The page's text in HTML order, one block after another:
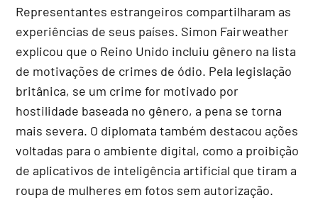
Representantes estrangeiros compartilharam as
experiências de seus países. Simon Fairweather
explicou que o Reino Unido incluiu gênero na lista
de motivações de crimes de ódio. Pela legislação
britânica, se um crime for motivado por
hostilidade baseada no gênero, a pena se torna
mais severa. O diplomata também destacou ações
voltadas para o ambiente digital, como a proibição
de aplicativos de inteligência artificial que tiram a
roupa de mulheres em fotos sem autorização.